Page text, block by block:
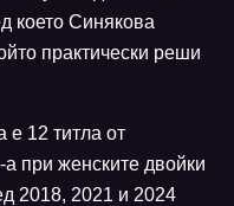
което Синякова
практически реши
е 12 титла от
при женските двойки
2018, 2021 и 2024